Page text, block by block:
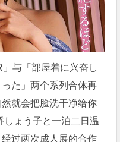
与「部屋着に兴奋し
た」两个系列合体再
就会把脸洗干净给你
しょう子と一泊二日温
过两次成人展的合作